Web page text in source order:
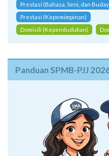
Prestasi (Bahasa, Seni, dan
Prestasi (Kepemimpinan)
Domisili (Kependudukan)
Panduan SPMB-PJJ